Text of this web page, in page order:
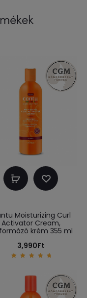
Kosárba
Moisturizing Curl
Activator Cream,
krém 355 ml
3,990Ft